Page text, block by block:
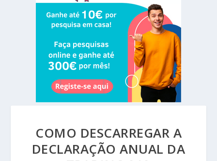
COMO DESCARREGAR A
DECLARAÇÃO ANUAL DA